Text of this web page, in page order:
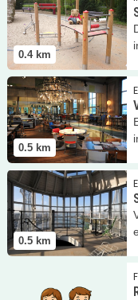
0.4 km
0.5 km
Lees meer Villa
0.5 km
Lees meer Slapen in
Rent Mini